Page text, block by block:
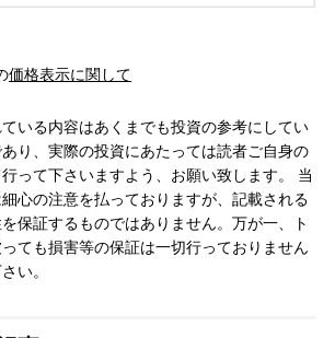
価格表示に関して
いる内容はあくまでも投資の参考にしてい
り、実際の投資にあたっては読者ご自身の
って下さいますよう、お願い致します。 当
心の注意を払っておりますが、記載される
保証するものではありません。万が一、ト
ても損害等の保証は一切行っておりません
い。